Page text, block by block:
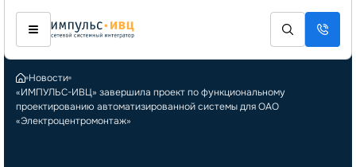
Новости
«ИМПУЛЬС-ИВЦ» завершила проект по функциональному
проектированию автоматизированной системы для ОАО
«Электроцентромонтаж»